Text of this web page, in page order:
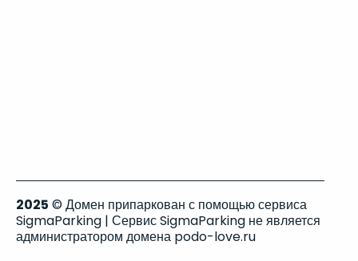
2025 © Домен припаркован с помощью сервиса
SigmaParking | Сервис SigmaParking не является
администратором домена podo-love.ru